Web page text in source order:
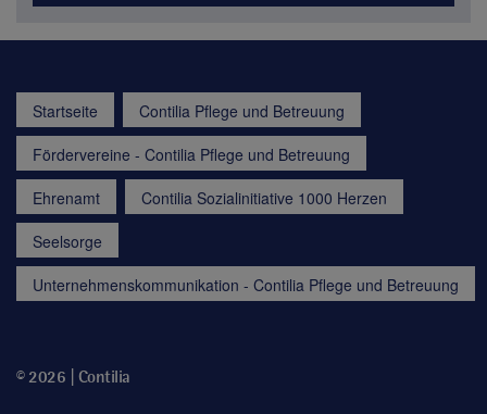
Startseite
Contilia Pflege und Betreuung
Fördervereine - Contilia Pflege und Betreuung
Ehrenamt
Contilia Sozialinitiative 1000 Herzen
Seelsorge
Unternehmenskommunikation - Contilia Pflege und Betreuung
© 2026 | Contilia